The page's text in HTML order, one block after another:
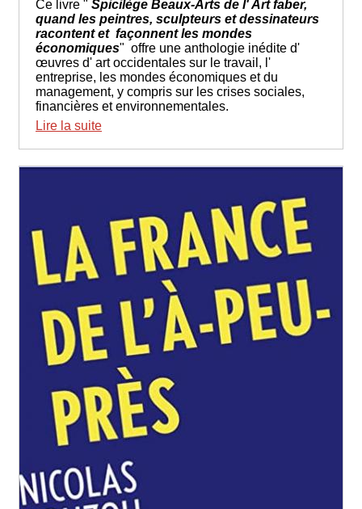
Ce livre " Spicilège Beaux-Arts de l' Art faber,
quand les peintres, sculpteurs et dessinateurs
racontent et façonnent les mondes
économiques" offre une anthologie inédite d'
œuvres d' art occidentales sur le travail, l'
entreprise, les mondes économiques et du
management, y compris sur les crises sociales,
financières et environnementales.
Lire la suite